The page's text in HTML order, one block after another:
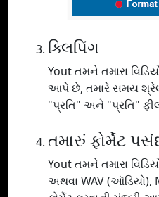
ક્લિપિંગ
Yout તમને તમારા
આપે છે, તમારે સમય
"પ્રતિ" અને "પ્રતિ"
તમારું ફોર્મેટ
Yout તમને તમારા
અથવા WAV (ઑડિયો),